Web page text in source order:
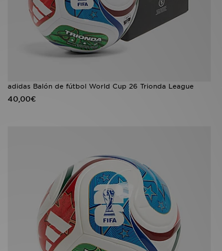
adidas Balón de fútbol World Cup 26 Trionda League
40,00€